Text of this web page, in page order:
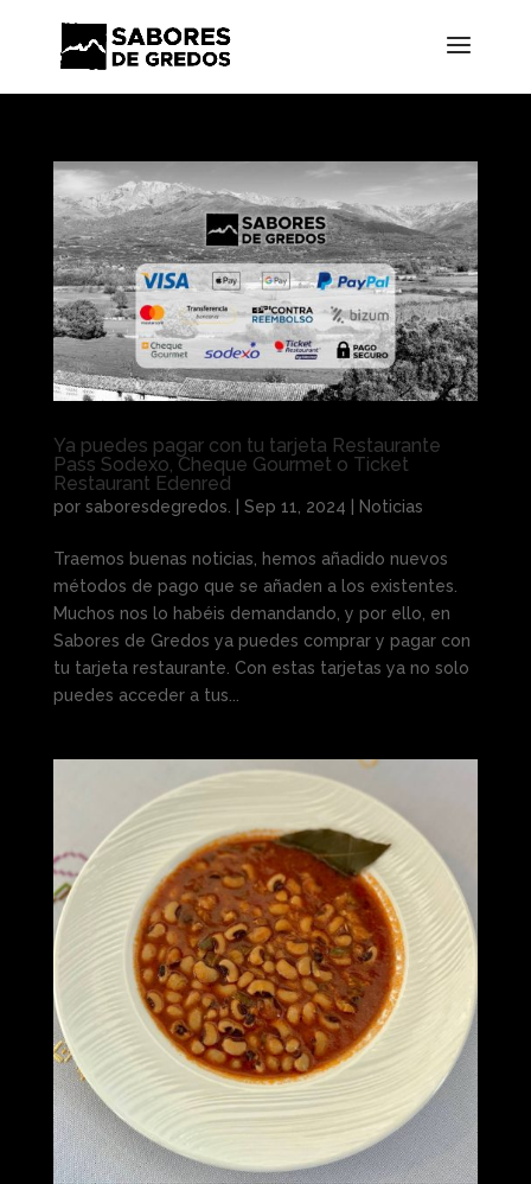
Ya puedes pagar con tu tarjeta Restaurante
Pass Sodexo, Cheque Gourmet o Ticket
Restaurant Edenred
por saboresdegredos. | Sep 11, 2024 | Noticias
Traemos buenas noticias, hemos añadido nuevos
métodos de pago que se añaden a los existentes.
Muchos nos lo habéis demandando, y por ello, en
Sabores de Gredos ya puedes comprar y pagar con
tu tarjeta restaurante. Con estas tarjetas ya no solo
puedes acceder a tus...